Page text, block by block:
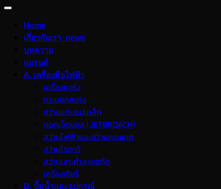
Home
เกี่ยวกับเรา_news
บทความ
แบรนด์
A. เครื่องมือไฟฟ้า
เครื่องคอริ่ง
กระบอกคอริ่ง
สว่านแท่นแม่เหล็ก
ดอกเจ็ทบอส (JETBROACH)
สว่านไฟฟ้าและสว่านกระแทก
สว่านโรตารี
สว่านเจาะทำลายสกัด
เครื่องเจียร์
B. ปั๊มน้ำและอุปกรณ์